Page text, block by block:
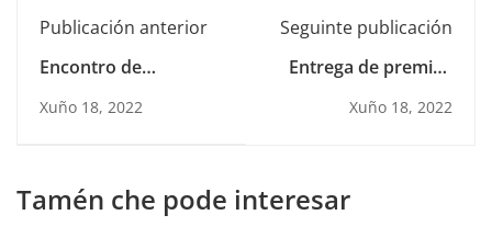
Publicación anterior
Encontro de
profesores novos do
Xuño 18, 2022
Seguinte publicación
Entrega de premios
Xuño 18, 2022
Tamén che pode interesar